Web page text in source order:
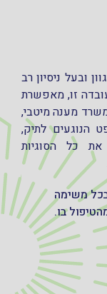
ובעל ניסיון רב
זו, מאפשרת
מענה מיטבי,
הנוגעים לתיק,
כל הסוגיות
משימה
בו.